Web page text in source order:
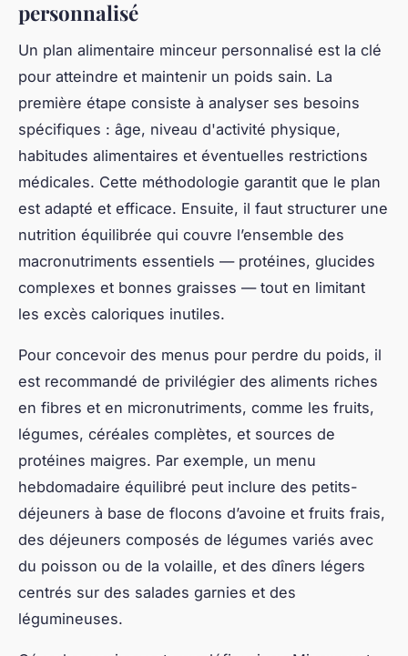
Dans un programme visant la perte de poids,
choisir les exercices pour perte de poids adaptés
est primordial. Qu’il s’agisse de débutants ou
d’adeptes plus avancés, il existe des entraînements
transformation qui combinent intelligemment cardio,
musculation et mobilité. Cette combinaison permet
non seulement de brûler des calories efficacement,
mais aussi d’améliorer la tonicité musculaire et la
flexibilité.
Pour les débutants, il est conseillé de commencer
avec des activités physiques modérées comme la
exercices de musculation au poids du corps. Cela
permet de mettre en place une base solide sans
risquer de blessures. Les personnes plus avancées
peuvent intégrer des séances de HIIT
(entraînement fractionné de haute intensité) et des
exercices ciblés pour renforcer des groupes
musculaires spécifiques.
Adapter sa routine au fil de la progression est
également essentiel. En augmentant
progressivement l’intensité et la durée des